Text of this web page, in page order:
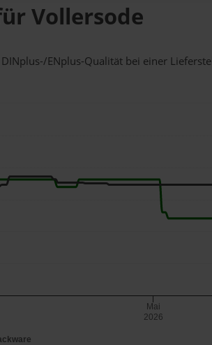
Vollersode
ENplus-Qualität bei einer
Mai
2026